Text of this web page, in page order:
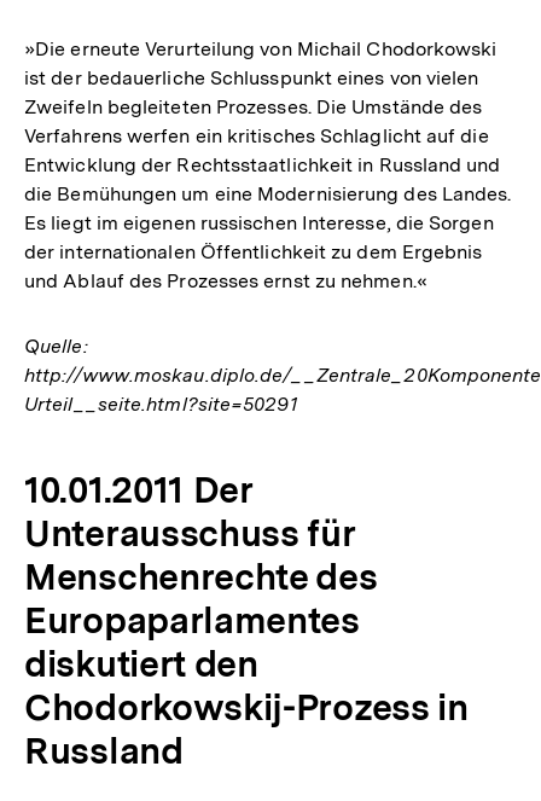
»Die erneute Verurteilung von Michail Chodorkowski
ist der bedauerliche Schlusspunkt eines von vielen
Zweifeln begleiteten Prozesses. Die Umstände des
Verfahrens werfen ein kritisches Schlaglicht auf die
Entwicklung der Rechtsstaatlichkeit in Russland und
die Bemühungen um eine Modernisierung des Landes.
Es liegt im eigenen russischen Interesse, die Sorgen
der internationalen Öffentlichkeit zu dem Ergebnis
und Ablauf des Prozesses ernst zu nehmen.«
Quelle:
http://www.moskau.diplo.de/
Urteil__seite.html?site=50291
10.01.2011 Der
Unterausschuss für
Menschenrechte des
Europaparlamentes
diskutiert den
Chodorkowskij-Prozess in
Russland